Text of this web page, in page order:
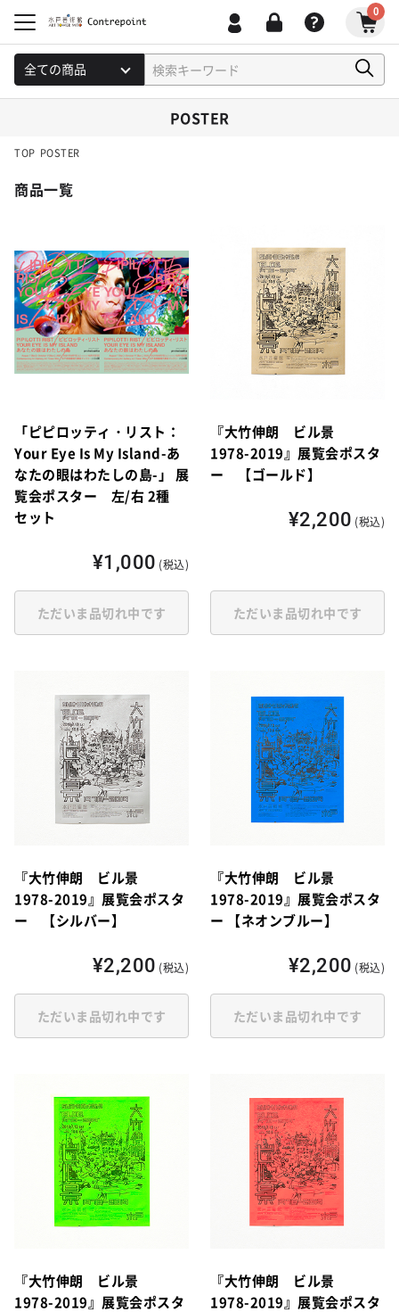
0
POSTER
TOP POSTER
商品一覧
「ピピロッティ・リスト：
Your Eye Is My Island-あ
なたの眼はわたしの島-」 展
覧会ポスター 左/右 2種
セット
¥1,000 (税込)
ただいま品切れ中です
『大竹伸朗 ビル景
1978-2019』展覧会ポスタ
ー 【ゴールド】
¥2,200 (税込)
ただいま品切れ中です
『大竹伸朗 ビル景
1978-2019』展覧会ポスタ
ー 【シルバー】
¥2,200 (税込)
ただいま品切れ中です
『大竹伸朗 ビル景
1978-2019』展覧会ポスタ
ー 【ネオンブルー】
¥2,200 (税込)
ただいま品切れ中です
『大竹伸朗 ビル景
1978-2019』展覧会ポスタ
『大竹伸朗 ビル景
1978-2019』展覧会ポスタ